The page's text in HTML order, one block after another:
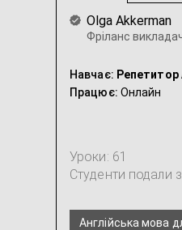
Olga Akkerman
Фріланс
Навчає: Репетитор
Працює: Онлайн
Уроки: 61
Студенти подали
Англійська мова